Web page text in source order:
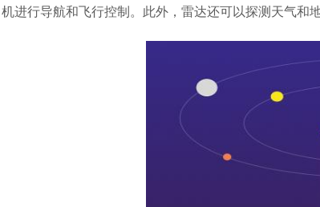
机进行导航和飞行控制。此外，雷达还可以探测天气和